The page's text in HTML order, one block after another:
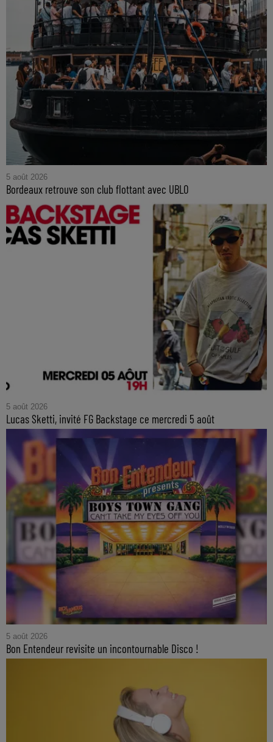
5 août 2026
Bordeaux retrouve son club flottant avec UBLO
5 août 2026
Lucas Sketti, invité FG Backstage ce mercredi 5 août
5 août 2026
Bon Entendeur revisite un incontournable Disco !